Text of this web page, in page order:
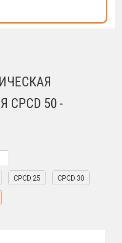
50 -
CPCD 25 CPCD 30